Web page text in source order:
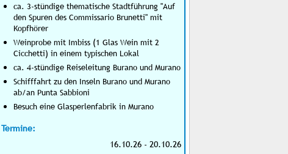
ca. 3-stündige thematische Stadtführung "Auf
den Spuren des Commissario Brunetti" mit
Kopfhörer
Weinprobe mit Imbiss (1 Glas Wein mit 2
Cicchetti) in einem typischen Lokal
ca. 4-stündige Reiseleitung Burano und Murano
Schifffahrt zu den Inseln Burano und Murano
ab/an Punta Sabbioni
Besuch eine Glasperlenfabrik in Murano
Termine:
16.10.26 - 20.10.26